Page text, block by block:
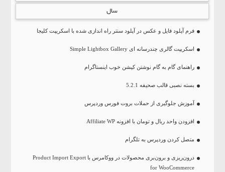
سال
فرم آپلود فایل و عکس در آپلود سنتر راه اندازی شده با اسکریپت کلیجا
اسکریپت گالری چندرسانه ای Simple Lightbox Gallery
راهنمای گام به گام نوشتن کپشن خوب اینستاگرام
بسته نصبی قالب صحیفه 5.2.1
آموزش جلوگیری از حملات بروت فورس وردپرس
افزودن واحد ریال و تومان با افزونه Affiliate WP
متصل کردن وردپرس به تلگرام
درون‌ریزی و برون‌بری محصولات در ووکامرس با Product Import Export
for WooCommerce